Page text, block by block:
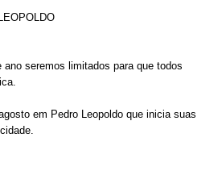
ano seremos limitados para que todos
em Pedro Leopoldo que inicia suas